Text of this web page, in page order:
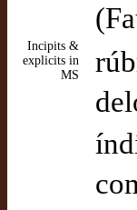
Incipits &
explicits in
MS